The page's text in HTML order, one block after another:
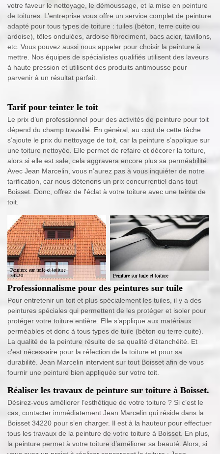
votre faveur le nettoyage, le démoussage, et la mise en peinture
de toitures. L’entreprise vous offre un service complet de peinture
adapté pour tous types de toiture : tuiles (béton, terre cuite ou
ardoise), tôles ondulées, ardoise fibrociment, bacs acier, tavillons,
etc. Vous pouvez aussi nous appeler pour choisir la peinture à
mettre. Nos équipes de spécialistes qualifiés utilisent des laveurs
à haute pression et utilisent des produits antimousse pour
parvenir à un résultat parfait.
Tarif pour teinter le toit
Le prix d’un professionnel pour des activités de peinture pour toit
dépend du champ travaillé. En général, au cout de cette tâche
s’ajoute le prix du nettoyage de toit, car la peinture s’applique sur
une toiture nettoyée. Elle permet de refaire et décorer la toiture,
alors si elle est sale, cela aggravera encore plus sa perméabilité.
Avec Jean Marcelin, vous n’aurez pas à vous inquiéter de notre
tarification, car nous détenons un prix concurrentiel dans tout
Boisset. Donc, offrez de l'éclat à votre toiture avec une teinte de
toit.
Professionnalisme pour des peintures sur tuile
Pour entretenir un toit et plus spécialement les tuiles, il y a des
peintures spéciales qui permettent de les protéger et isoler pour
protéger votre toiture entière. Elle s’applique aux matériaux
perméables et donc à tous types de tuile (béton ou terre cuite).
La qualité de la peinture résulte de sa qualité d’étanchéité. Et
c’est nécessaire pour la réfection de la toiture et pour sa
durabilité. Jean Marcelin intervient sur tout Boisset afin de vous
fournir une peinture bien appliquée sur votre toit.
Réaliser les travaux de peinture sur toiture à Boisset.
Désirez-vous améliorer l’esthétique de votre toiture ? Si c’est le
cas, contacter immédiatement Jean Marcelin qui réside dans la
Boisset 34220 pour s’en charger. Il est à la hauteur pour effectuer
tous les travaux de la peinture de votre toiture à Boisset. En plus,
la peinture permet à votre toiture d’améliorer sa beauté. Alors, si